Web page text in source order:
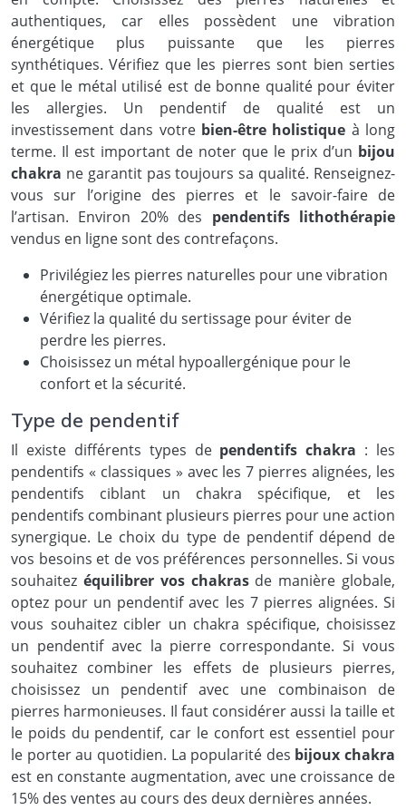
authentiques, car elles possèdent une vibration
énergétique plus puissante que les pierres
synthétiques. Vérifiez que les pierres sont bien serties
et que le métal utilisé est de bonne qualité pour éviter
les allergies. Un pendentif de qualité est un
investissement dans votre bien-être holistique à long
terme. Il est important de noter que le prix d’un bijou
chakra ne garantit pas toujours sa qualité. Renseignez-
vous sur l’origine des pierres et le savoir-faire de
l’artisan. Environ 20% des pendentifs lithothérapie
vendus en ligne sont des contrefaçons.
Privilégiez les pierres naturelles pour une vibration
énergétique optimale.
Vérifiez la qualité du sertissage pour éviter de
perdre les pierres.
Choisissez un métal hypoallergénique pour le
confort et la sécurité.
Type de pendentif
Il existe différents types de pendentifs chakra : les
pendentifs « classiques » avec les 7 pierres alignées, les
pendentifs ciblant un chakra spécifique, et les
pendentifs combinant plusieurs pierres pour une action
synergique. Le choix du type de pendentif dépend de
vos besoins et de vos préférences personnelles. Si vous
souhaitez équilibrer vos chakras de manière globale,
optez pour un pendentif avec les 7 pierres alignées. Si
vous souhaitez cibler un chakra spécifique, choisissez
un pendentif avec la pierre correspondante. Si vous
souhaitez combiner les effets de plusieurs pierres,
choisissez un pendentif avec une combinaison de
pierres harmonieuses. Il faut considérer aussi la taille et
le poids du pendentif, car le confort est essentiel pour
le porter au quotidien. La popularité des bijoux chakra
est en constante augmentation, avec une croissance de
15% des ventes au cours des deux dernières années.